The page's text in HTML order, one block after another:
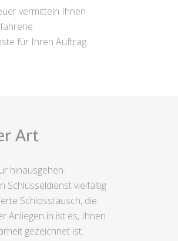
vermitteln Ihnen
für Ihren Auftrag.
Art
hinausgehen.
Schlüsseldienst vielfältig
Schlosstausch, die
Anliegen in ist es, Ihnen
gezeichnet ist.